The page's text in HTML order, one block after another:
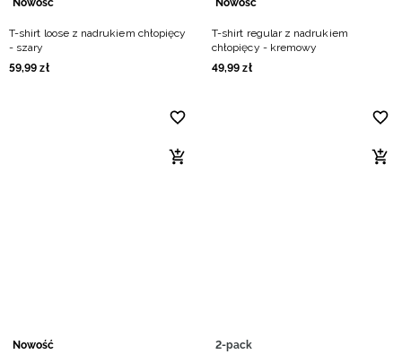
Nowość
T-shirt loose z nadrukiem chłopięcy
- szary
59,99 zł
Nowość
T-shirt regular z nadrukiem
chłopięcy - kremowy
49,99 zł
Nowość 2-pack